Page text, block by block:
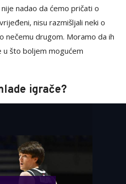
nadao da ćemo pričati o
nisu razmišljali neki o
nečemu drugom. Moramo da ih
u što boljem mogućem
igrače?